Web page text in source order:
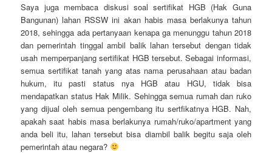
Saya juga membaca diskusi soal sertifikat HGB (Hak Guna
Bangunan) lahan RSSW ini akan habis masa berlakunya tahun
2018, sehingga ada pertanyaan kenapa ga menunggu tahun 2018
dan pemerintah tinggal ambil balik lahan tersebut dengan tidak
usah memperpanjang sertifikat HGB tersebut. Sebagai informasi,
semua sertifikat tanah yang atas nama perusahaan atau badan
hukum, itu pasti status nya HGB atau HGU, tidak bisa
mendapatkan status Hak Milik. Sehingga semua rumah dan ruko
yang dijual oleh semua pengembang itu sertfikatnya HGB. Nah,
apakah saat habis masa berlakunya rumah/ruko/apartment yang
anda beli itu, lahan tersebut bisa diambil balik begitu saja oleh
pemerintah atau negara?